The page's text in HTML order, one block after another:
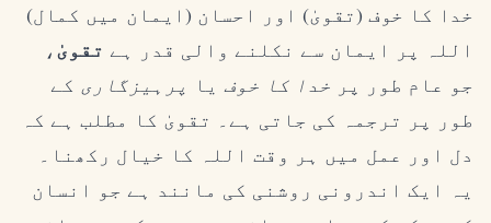
خدا کا خوف (تقویٰ) اور احسان (ایمان میں کمال)
اللہ پر ایمان سے نکلنے والی قدر ہے تقویٰ ،
جو عام طور پر خدا کا خوف یا پرہیزگاری کے
طور پر ترجمہ کی جاتی ہے۔ تقویٰ کا مطلب ہے کہ
دل اور عمل میں ہر وقت اللہ کا خیال رکھنا۔
یہ ایک اندرونی روشنی کی مانند ہے جو انسان